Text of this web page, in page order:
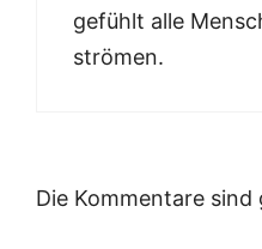
gefühlt alle
strömen.
Die Kommentare sind